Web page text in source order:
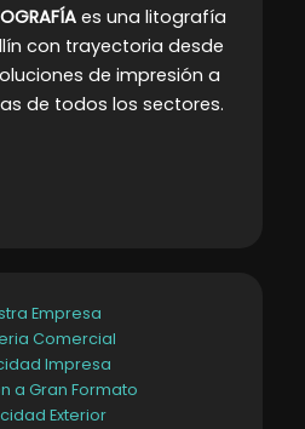
es una litografía
con trayectoria desde
de impresión a
de todos los sectores.
Empresa
Comercial
Impresa
a Gran Formato
Exterior